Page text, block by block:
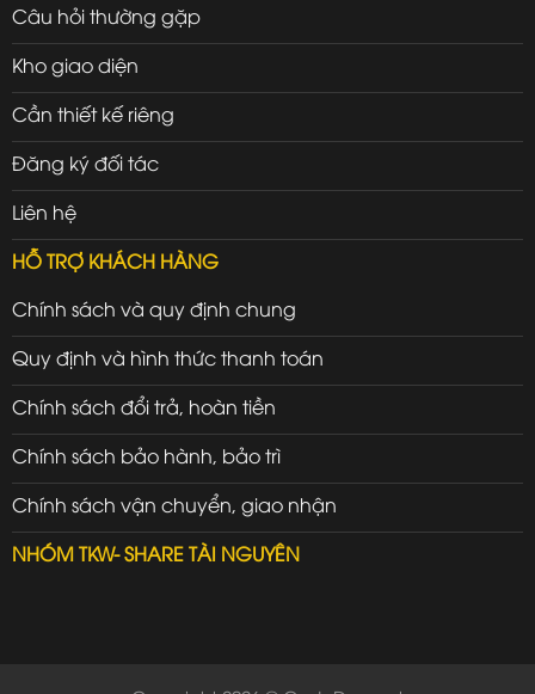
Câu hỏi thường gặp
Kho giao diện
Cần thiết kế riêng
Đăng ký đối tác
Liên hệ
HỖ TRỢ KHÁCH HÀNG
Chính sách và quy định chung
Quy định và hình thức thanh toán
Chính sách đổi trả, hoàn tiền
Chính sách bảo hành, bảo trì
Chính sách vận chuyển, giao nhận
NHÓM TKW- SHARE TÀI NGUYÊN